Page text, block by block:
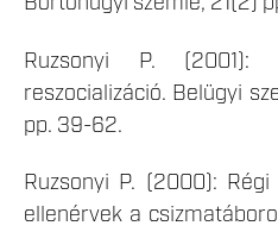
Ruzsonyi P.
reszocializáció. Belügyi
pp. 39-62.
Ruzsonyi P. (2000):
ellenérvek a